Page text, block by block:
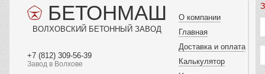
БЕТОНМАШ
ВОЛХОВСКИЙ БЕТОННЫЙ ЗАВОД
+7 (812) 309-56-39
Завод в Волхове
О компании
Главная
Доставка и оплата
Калькулятор